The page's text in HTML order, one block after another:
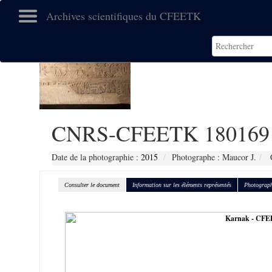
Archives scientifiques du CFEETK
CNRS-CFEETK 180169
Date de la photographie : 2015 Photographe : Maucor J.
Consulter le document Information sur les éléments représentés